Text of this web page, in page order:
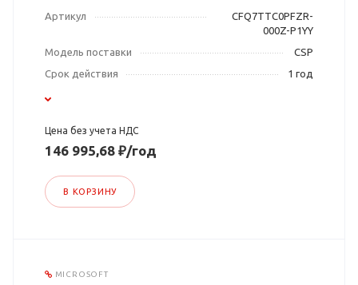
Артикул
CFQ7TTC0PFZR-
000Z-P1YY
Модель поставки
CSP
Срок действия
1 год
Цена без учета НДС
146 995,68 ₽/год
В КОРЗИНУ
MICROSOFT